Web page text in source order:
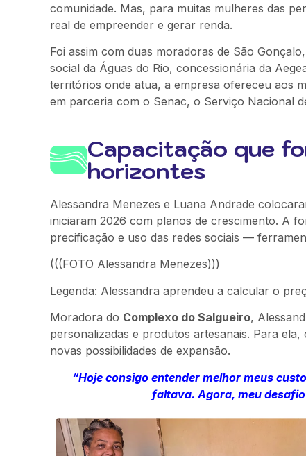
comunidade. Mas, para muitas mulheres das
real de empreender e gerar renda.
Foi assim com duas moradoras de São
social da Águas do Rio, concessionária da
territórios onde atua, a empresa ofereceu aos
em parceria com o Senac, o Serviço Nacional
Capacitação que
horizontes
Alessandra Menezes e Luana Andrade
iniciaram 2026 com planos de crescimento. A
precificação e uso das redes sociais —
(((FOTO Alessandra Menezes)))
Legenda: Alessandra aprendeu a calcular o
Moradora do Complexo do Salgueiro,
personalizadas e produtos artesanais. Para
novas possibilidades de expansão.
“Hoje consigo entender melhor meus
faltava. Agora, meu